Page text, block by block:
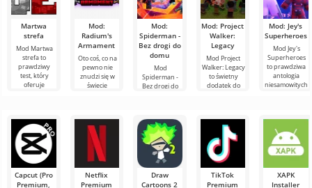
Martwa
strefa
Mod Martwa
strefa to
prawdziwy
test, który
oferuje
przeżycie
zupełnie
Mod:
Radium's
Armament
Oto coś, co na
pewno nie
znudzi się w
świecie
temat
Mod:
Spiderman -
Bez drogi do
domu
Mod
Spiderman -
Bez drogi do
popularne
postacie z
uniwersum
Marvela do
Mod: Project
Walker:
Legacy
Mod Project
Walker: Legacy
to świetny
dodatek do
o
Mod: Jey's
Superheroes
Mod Jey's
Superheroes
to prawdziwa
antologia
niesamowitych
Capcut (Pro
Premium,
Netflix
Premium
Draw
Cartoons 2
TikTok
Premium
XAPK
Installer